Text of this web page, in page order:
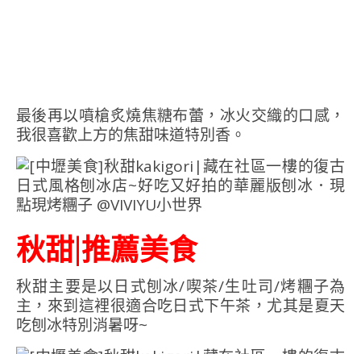
最後再以噴槍炙燒焦糖布蕾，冰火交織的口感，
我很喜歡上方的焦甜味道特別香。
秋甜|推薦美食
秋甜主要是以日式刨冰/喫茶/生吐司/烤糰子為
主，來到這裡很適合吃日式下午茶，尤其是夏天
吃刨冰特別消暑呀~